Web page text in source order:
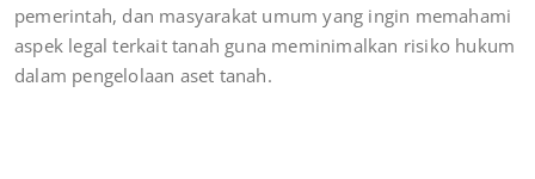
pemerintah, dan masyarakat umum yang ingin memahami
aspek legal terkait tanah guna meminimalkan risiko hukum
dalam pengelolaan aset tanah.